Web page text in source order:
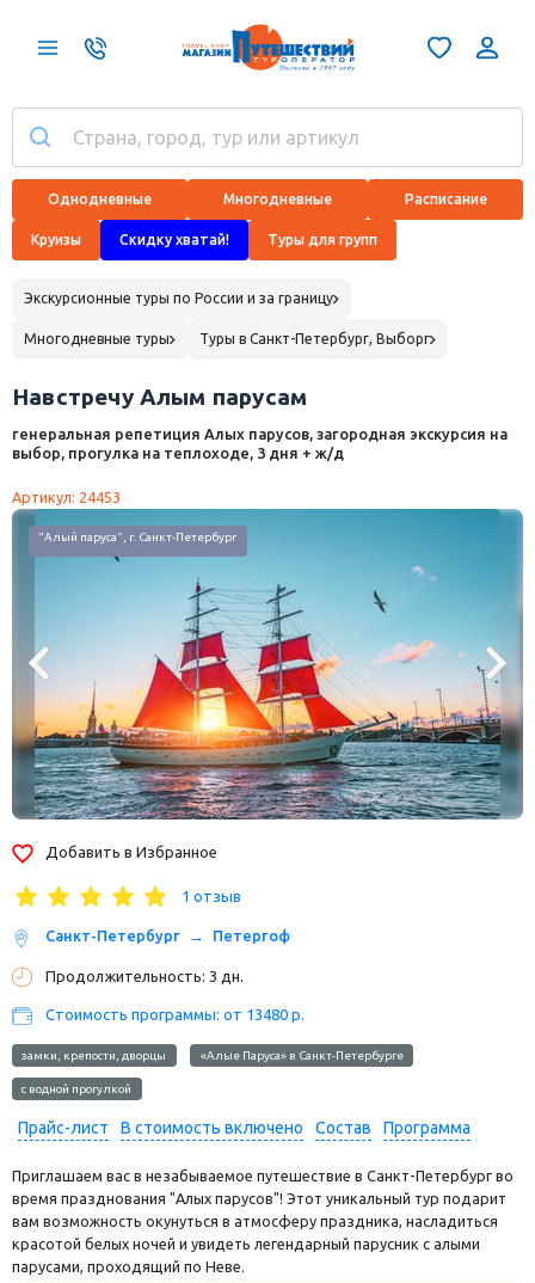
Однодневные Многодневные Расписание
Круизы Скидку хватай! Туры для групп
Экскурсионные туры по России и за границу
Многодневные туры Туры в Санкт-Петербург, Выборг
Навстречу Алым парусам
генеральная репетиция Алых парусов, загородная экскурсия на
выбор, прогулка на теплоходе, 3 дня + ж/д
Артикул: 24453
г. Санкт-Петербург
Добавить в Избранное
1 отзыв
Санкт-Петербург Петергоф
Продолжительность: 3 дн.
Стоимость программы: от 13480 р.
замки, крепости, дворцы «Алые Паруса» в Санкт-Петербурге
с водной прогулкой
Прайс-лист В стоимость включено Состав Программа
Приглашаем вас в незабываемое путешествие в Санкт-Петербург во
время празднования "Алых парусов"! Этот уникальный тур подарит
вам возможность окунуться в атмосферу праздника, насладиться
красотой белых ночей и увидеть легендарный парусник с алыми
парусами, проходящий по Неве.